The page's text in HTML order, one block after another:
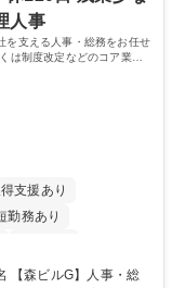
人事
を支える人事・総務をお任せ
は制度改定などのコア業務
支援あり
勤務あり
分以内 土日祝休み